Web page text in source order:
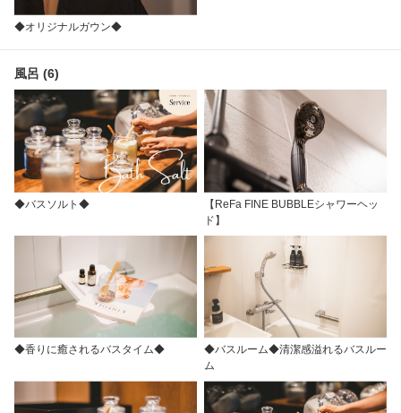
◆オリジナルガウン◆
風呂 (6)
◆バスソルト◆
【ReFa FINE BUBBLEシャワーヘッ
ド】
◆香りに癒されるバスタイム◆
◆バスルーム◆清潔感溢れるバスルー
ム